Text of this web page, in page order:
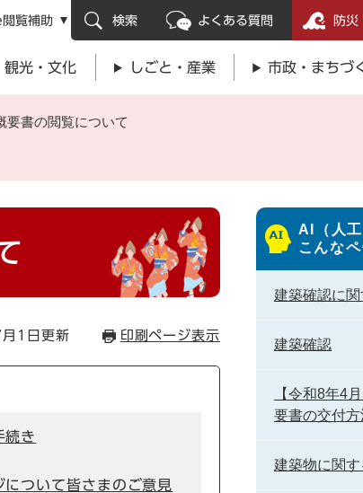
ーを飛ばして本文へ
閲覧補助 検索 よくある質問 防災
観光・文化 しごと・産業 市政・まちづ
要書の閲覧について
1日更新 印刷ページ表示
続き
について皆さまのご意見
AI（人
こんな
建築確認に
建築確認
【令和8年4
要書の交付
建築物に関